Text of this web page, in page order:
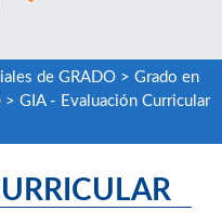
de GRADO> Grado en
> GIA - Evaluación Curricular